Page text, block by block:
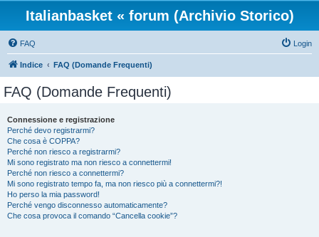
Italianbasket « forum (Archivio Storico)
FAQ Login
Indice FAQ (Domande Frequenti)
FAQ (Domande Frequenti)
Connessione e registrazione
Perché devo registrarmi?
Che cosa è COPPA?
Perché non riesco a registrarmi?
Mi sono registrato ma non riesco a connettermi!
Perché non riesco a connettermi?
Mi sono registrato tempo fa, ma non riesco più a connettermi?!
Ho perso la mia password!
Perché vengo disconnesso automaticamente?
Che cosa provoca il comando “Cancella cookie”?